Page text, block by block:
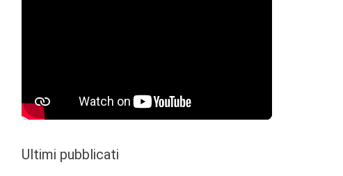
Ultimi pubblicati